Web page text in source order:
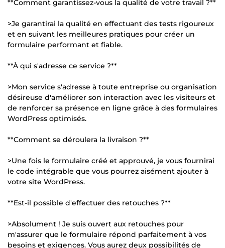
**Comment garantissez-vous la qualité de votre travail ?**
>Je garantirai la qualité en effectuant des tests rigoureux
et en suivant les meilleures pratiques pour créer un
formulaire performant et fiable.
**À qui s'adresse ce service ?**
>Mon service s'adresse à toute entreprise ou organisation
désireuse d'améliorer son interaction avec les visiteurs et
de renforcer sa présence en ligne grâce à des formulaires
WordPress optimisés.
**Comment se déroulera la livraison ?**
>Une fois le formulaire créé et approuvé, je vous fournirai
le code intégrable que vous pourrez aisément ajouter à
votre site WordPress.
**Est-il possible d'effectuer des retouches ?**
>Absolument ! Je suis ouvert aux retouches pour
m'assurer que le formulaire répond parfaitement à vos
besoins et exigences. Vous aurez deux possibilités de